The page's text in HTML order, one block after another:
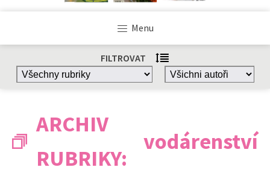
Menu
FILTROVAT
ARCHIV
RUBRIKY:
vodárenství